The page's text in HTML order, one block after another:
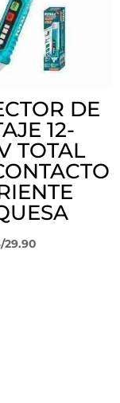
DE
12-
TOTAL
29.90El